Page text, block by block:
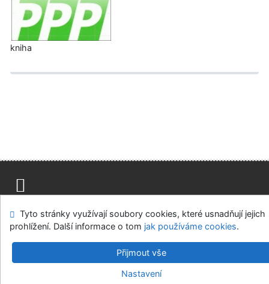
kniha
Modul OpenSearch
Napište nám Nastavení cookies
Univerzitní knihovna - Univerzita Hradec Králové
v.4.8.63a - Cosmotron Bohemia, s.r.o.
Tyto stránky využívají soubory cookies, které usnadňují jejich
prohlížení. Další informace o tom jak používáme cookies.
Přijmout vše
Nastavení